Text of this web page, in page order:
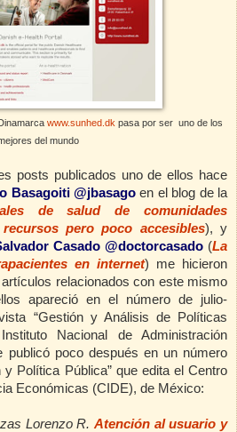
www.sunhed.dk pasa por ser uno de los
del mundo
posts publicados uno de ellos hace
Basagoiti @jbasago en el blog de la
de salud de comunidades
pero poco accesibles), y
Casado @doctorcasado (La
en internet) me hicieron
relacionados con este mismo
apareció en el número de julio-
“Gestión y Análisis de Políticas
Nacional de Administración
publicó poco después en un número
y Política Pública” que edita el Centro
Económicas (CIDE), de México:
Lorenzo R. Atención al usuario y